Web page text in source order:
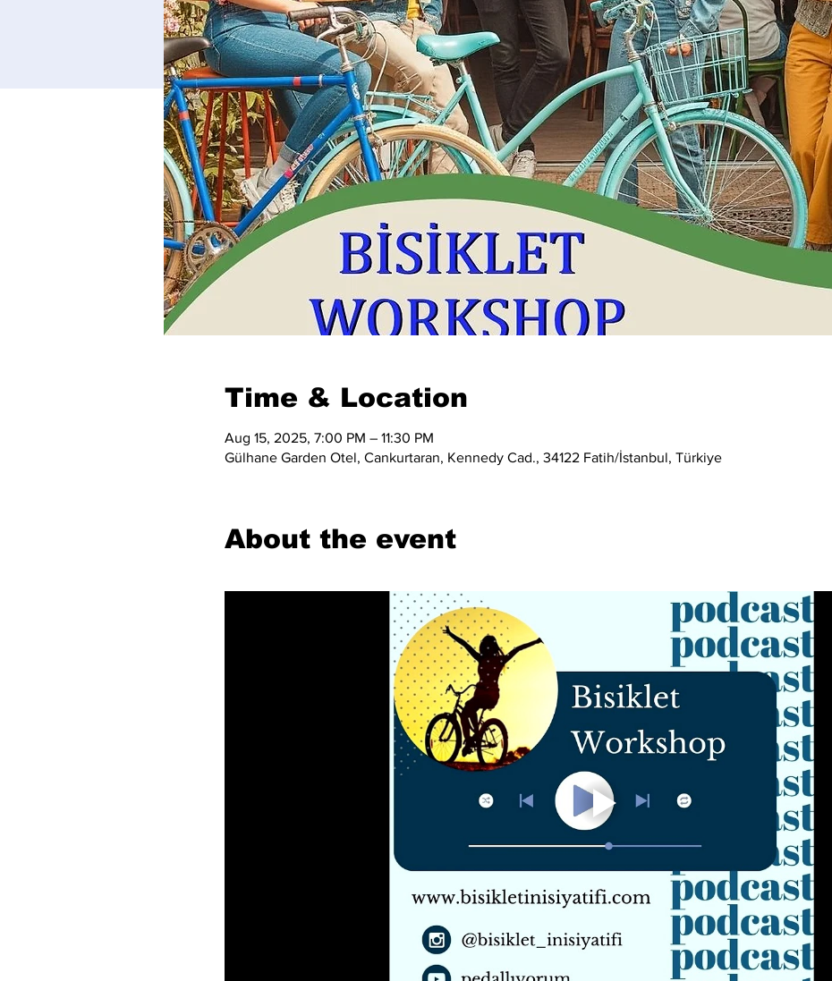
Time & Location
Aug 15, 2025, 7:00 PM – 11:30 PM
Gülhane Garden Otel, Cankurtaran, Kennedy Cad., 34122 Fatih/İstanbul, Türkiye
About the event